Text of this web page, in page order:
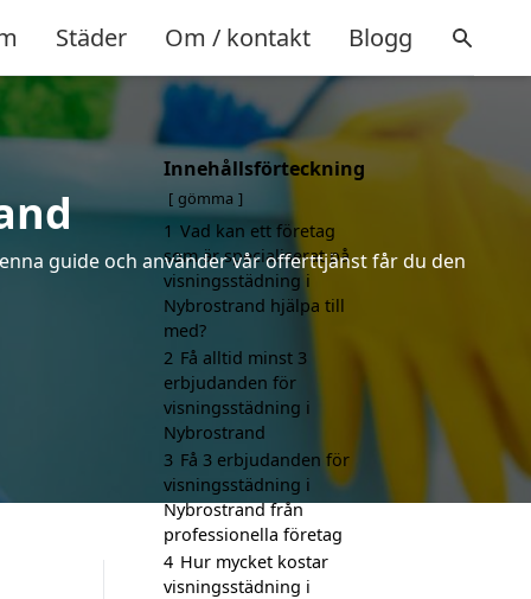
Städer Om / kontakt Blogg
guide och använder vår offerttjänst får du den
Innehållsförteckning
gömma
1 Vad kan ett företag
som är specialiserat på
visningsstädning i
Nybrostrand hjälpa till
med?
2 Få alltid minst 3
erbjudanden för
visningsstädning i
Nybrostrand
3 Få 3 erbjudanden för
visningsstädning i
Nybrostrand från
professionella företag
4 Hur mycket kostar
visningsstädning i